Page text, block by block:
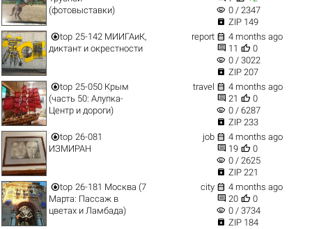
(фотовыставки)
visibility 0 / 2347
 ZIP 149
top 25-142 МИИГАиК,
диктант и окрестности
report  4 months ago
 11  0
visibility 0 / 3022
 ZIP 207
top 25-050 Крым
(часть 50: Алупка-
Центр и дороги)
travel  4 months ago
 21  0
visibility 0 / 6287
 ZIP 233
top 26-081
ИЗМИРАН
job  4 months ago
 19  0
visibility 0 / 2625
 ZIP 221
top 26-181 Москва (7
Марта: Пассаж в
цветах и Ламбада)
city  4 months ago
 20  0
visibility 0 / 3734
 ZIP 184